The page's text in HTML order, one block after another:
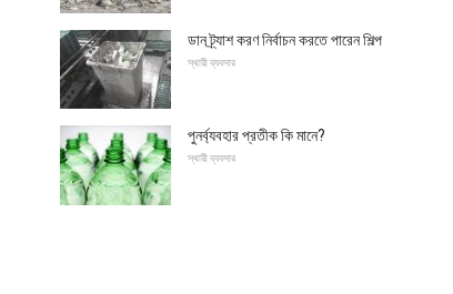
ডান ট্র্যাশ করণ নির্বাচন করতে পারেন শিল্প
স্থায়ী ব্যবসার
পুনর্ব্যবহার প্রতীক কি মানে?
স্থায়ী ব্যবসার